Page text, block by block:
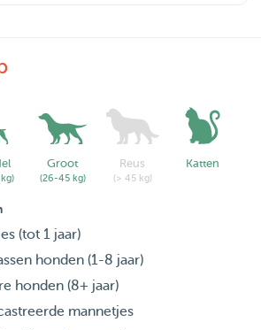
Groot
(26-45 kg)
Reus
(> 45 kg)
Katten
(tot 1 jaar)
honden (1-8 jaar)
honden (8+ jaar)
mannetjes